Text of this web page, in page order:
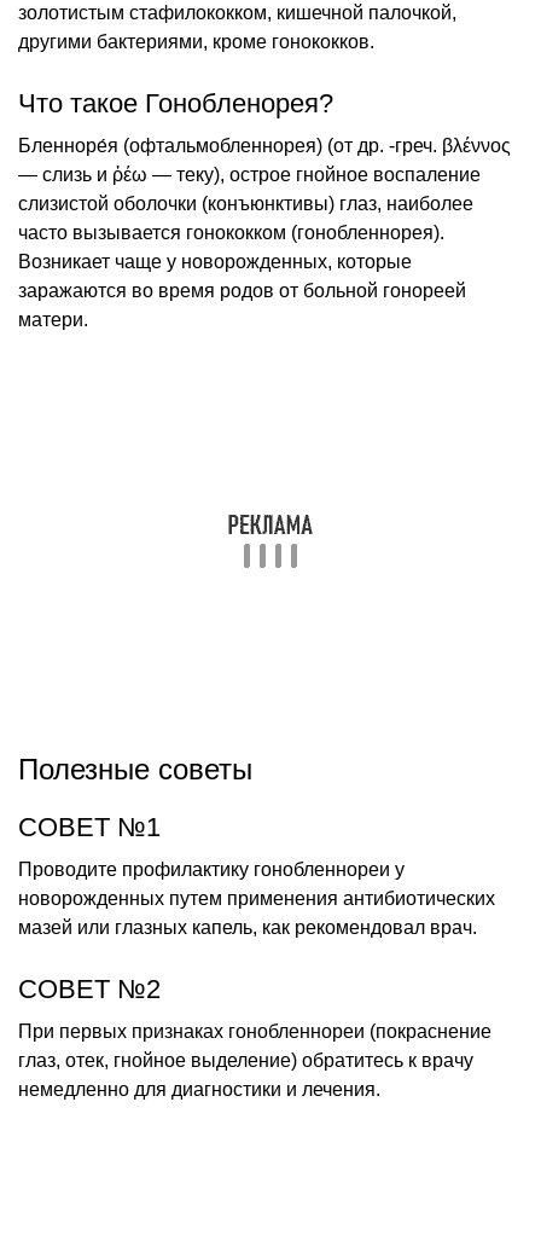
золотистым стафилококком, кишечной палочкой,
другими бактериями, кроме гонококков.
Что такое Гонобленорея?
Бленноре́я (офтальмобленнорея) (от др. -греч. βλέννος
— слизь и ῥέω — теку), острое гнойное воспаление
слизистой оболочки (конъюнктивы) глаз, наиболее
часто вызывается гонококком (гонобленнорея).
Возникает чаще у новорожденных, которые
заражаются во время родов от больной гонореей
матери.
Полезные советы
СОВЕТ №1
Проводите профилактику гонобленнореи у
новорожденных путем применения антибиотических
мазей или глазных капель, как рекомендовал врач.
СОВЕТ №2
При первых признаках гонобленнореи (покраснение
глаз, отек, гнойное выделение) обратитесь к врачу
немедленно для диагностики и лечения.